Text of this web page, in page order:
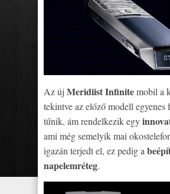
Az új Meridiist Infinitemobil a
tekintve az előző modell egyenes
tűnik, ám rendelkezik egy
ami még semelyik mai
igazán terjedt el, ez pedig a
napelemréteg.